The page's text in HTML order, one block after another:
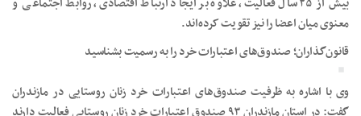
معنوی میان اعضا را نیز تقویت کرده‌اند.
قانون‌گذاران؛ صندوق‌های اعتبارات خرد را به رسمیت بشناسید
وی با اشاره به ظرفیت صندوق‌های اعتبارات خرد زنان روستایی در مازندران